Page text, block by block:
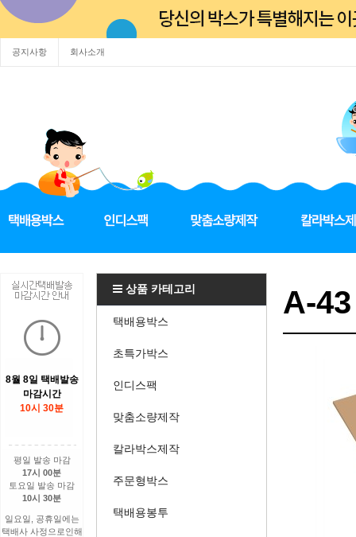
공지사항 회사소개
8월 8일 택배발송
마감시간
10시 30분
평일 발송 마감
17시 00분
토요일 발송 마감
10시 30분
일요일, 공휴일에는
택배사 사정으로인해
상품 카테고리
택배용박스
초특가박스
인디스팩
맞춤소량제작
칼라박스제작
주문형박스
택배용봉투
A-